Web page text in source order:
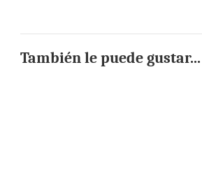
También le puede gustar...